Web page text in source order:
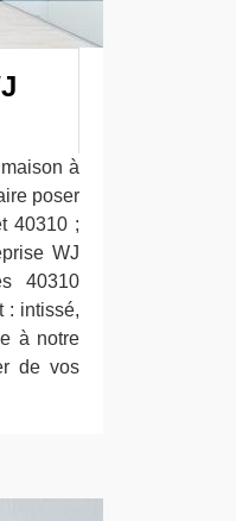
à
poser
40310 ;
WJ
40310
: intissé,
à notre
de vos